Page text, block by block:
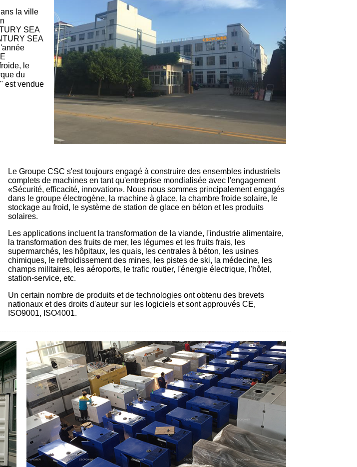
la ville
SEA
SEA
le
du
est vendue
Le Groupe CSC s'est toujours engagé à construire des ensembles industriels
complets de machines en tant qu'entreprise mondialisée avec l'engagement
«Sécurité, efficacité, innovation». Nous nous sommes principalement engagés
dans le groupe électrogène, la machine à glace, la chambre froide solaire, le
stockage au froid, le système de station de glace en béton et les produits
solaires.
Les applications incluent la transformation de la viande, l'industrie alimentaire,
la transformation des fruits de mer, les légumes et les fruits frais, les
supermarchés, les hôpitaux, les quais, les centrales à béton, les usines
chimiques, le refroidissement des mines, les pistes de ski, la médecine, les
champs militaires, les aéroports, le trafic routier, l'énergie électrique, l'hôtel,
station-service, etc.
Un certain nombre de produits et de technologies ont obtenu des brevets
nationaux et des droits d'auteur sur les logiciels et sont approuvés CE,
ISO9001, ISO4001.